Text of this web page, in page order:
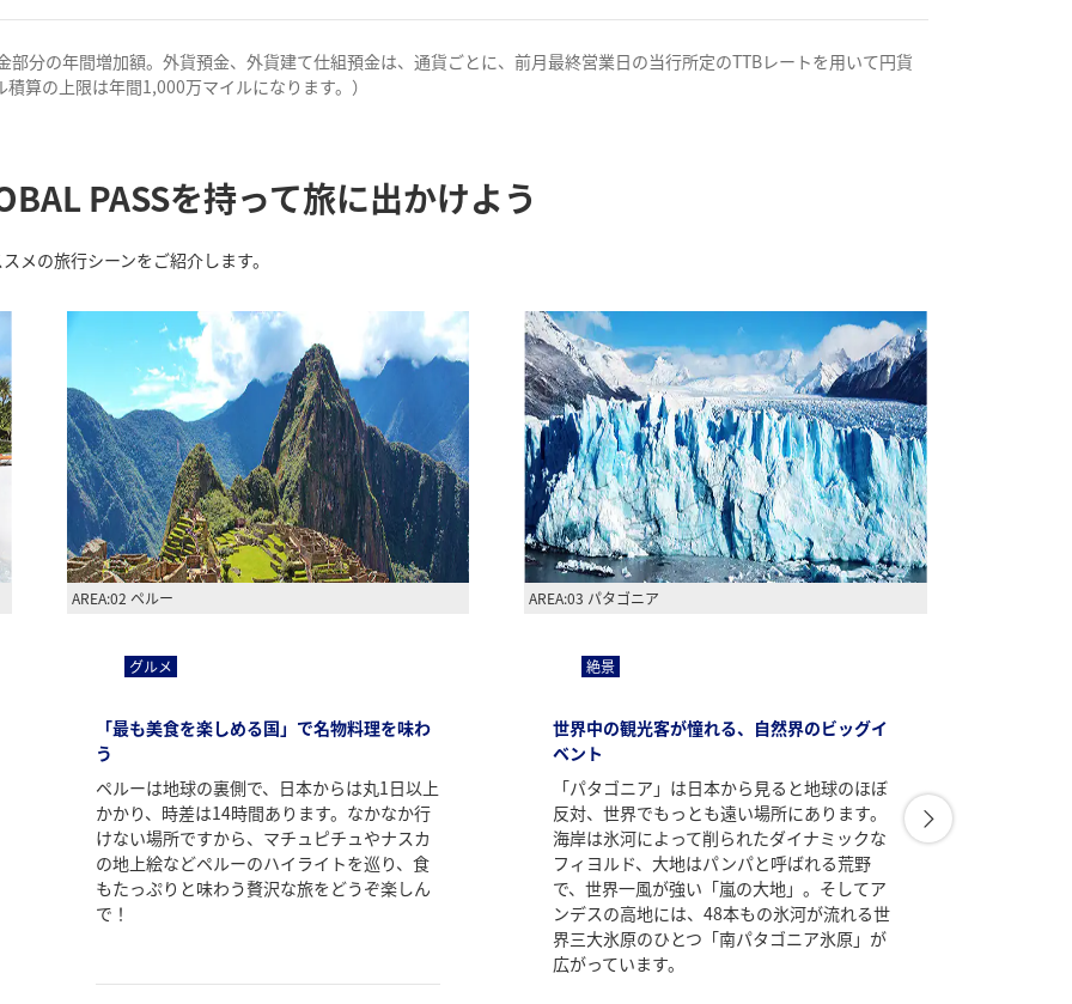
分の年間増加額。外貨預金、外貨建て仕組預金は、通貨ごとに、前月最終営業日の当行所定のTTBレートを用いて円貨
算の上限は年間1,000万マイルになります。）
PASSを持って旅に出かけよう
メの旅行シーンをご紹介します。
AREA:02 ペルー
グルメ
「最も美食を楽しめる国」で名物料理を味わ
う
ペルーは地球の裏側で、日本からは丸1日以上
かかり、時差は14時間あります。なかなか行
けない場所ですから、マチュピチュやナスカ
の地上絵などペルーのハイライトを巡り、食
もたっぷりと味わう贅沢な旅をどうぞ楽しん
で！
AREA:03 パタゴニア
絶景
世界中の観光客が憧れる、自然界のビッグイ
ベント
「パタゴニア」は日本から見ると地球のほぼ
反対、世界でもっとも遠い場所にあります。
海岸は氷河によって削られたダイナミックな
フィヨルド、大地はパンパと呼ばれる荒野
で、世界一風が強い「嵐の大地」。そしてア
ンデスの高地には、48本もの氷河が流れる世
界三大氷原のひとつ「南パタゴニア氷原」が
広がっています。